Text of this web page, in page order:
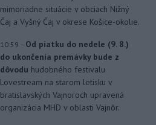
mimoriadne situácie v obciach Nižný
Čaj a Vyšný Čaj v okrese Košice-okolie.
10:59 - Od piatku do nedele (9. 8.)
do ukončenia premávky bude z
dôvodu hudobného festivalu
Lovestream na starom letisku v
bratislavských Vajnoroch upravená
organizácia MHD v oblasti Vajnôr.